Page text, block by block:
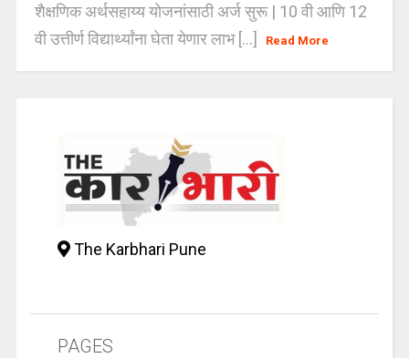
शैक्षणिक अर्थसहाय्य योजनांसाठी अर्ज सुरू | 10 वी आणि 12
वी उत्तीर्ण विद्यार्थ्यांना घेता येणार लाभ [...]
Read More
The Karbhari Pune
PAGES